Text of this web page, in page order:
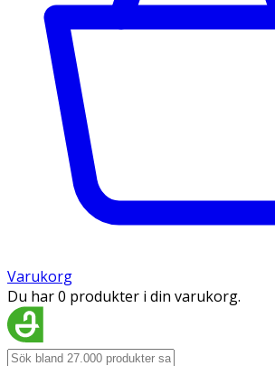
Varukorg
Du har 0 produkter i din varukorg.